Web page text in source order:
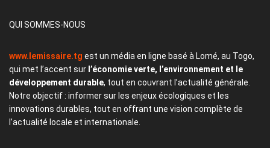
QUI SOMMES-NOUS
www.lemissaire.tg est un média en ligne basé à Lomé, au Togo,
qui met l’accent sur l’économie verte, l’environnement et le
développement durable, tout en couvrant l’actualité générale.
Notre objectif : informer sur les enjeux écologiques et les
innovations durables, tout en offrant une vision complète de
l’actualité locale et internationale.